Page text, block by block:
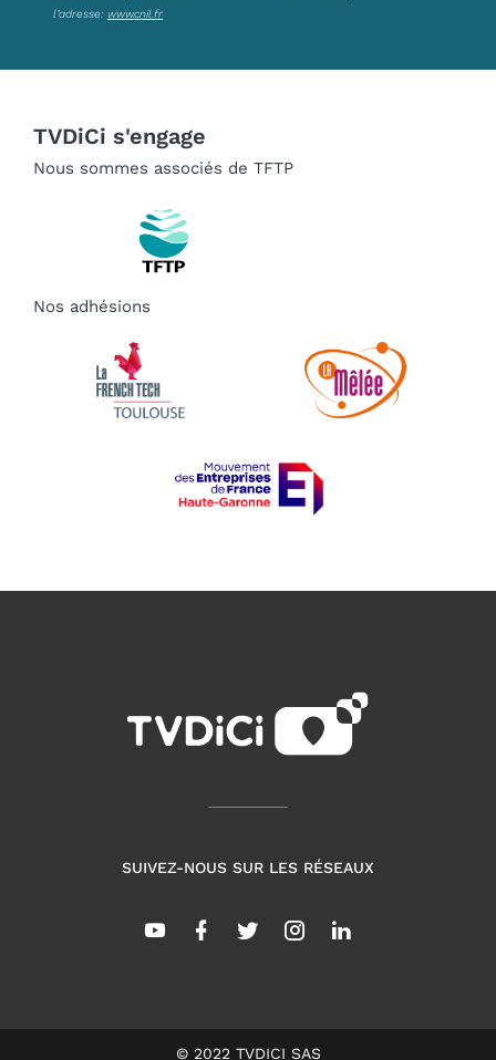
l’adresse: www.cnil.fr
TVDiCi s'engage
Nous sommes associés de TFTP
Nos adhésions
SUIVEZ-NOUS SUR LES RÉSEAUX
© 2022 TVDICI SAS